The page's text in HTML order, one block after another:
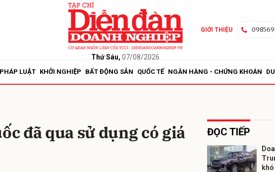
Thứ Sáu, 07/08/2026
GIỚI THIỆU
PHÁP LUẬT KHỞI NGHIỆP BẤT ĐỘNG SẢN QUỐC TẾ NGÂN HÀNG - CHỨNG KHOÁN
đã qua sử dụng có giá
ĐỌC TIẾP
Gửi